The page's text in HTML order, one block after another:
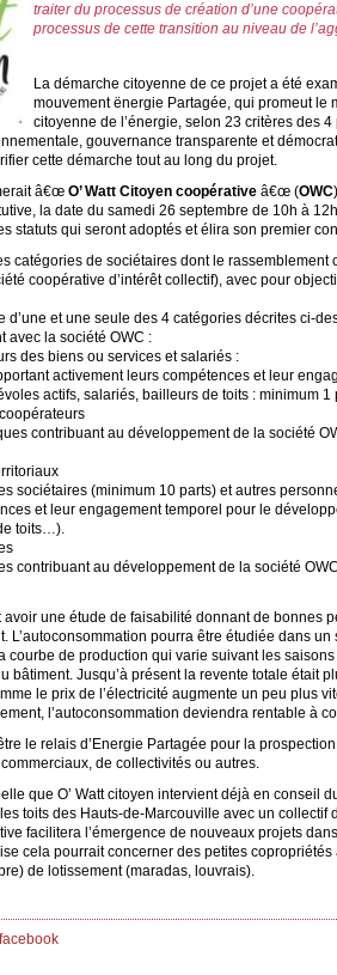
traiter du processus de création d’une
processus de cette transition au niveau de
La démarche citoyenne de ce projet a été
mouvement ënergie Partagée, qui promeut le
citoyenne de l’énergie, selon 23 critères des
gouvernance transparente et
cette démarche tout au long du projet.
â€œ O’ Watt Citoyen coopérative â€œ (OWC
la date du samedi 26 septembre de 10h à
statuts qui seront adoptés et élira son premier
catégories de sociétaires dont le rassemblement
coopérative d’intérêt collectif), avec pour
d’une et une seule des 4 catégories décrites ci-
avec la société OWC :
des biens ou services et salariés :
activement leurs compétences et leur
actifs, salariés, bailleurs de toits : minimum 1
contribuant au développement de la société
sociétaires (minimum 10 parts) et autres
et leur engagement temporel pour le
toits…).
contribuant au développement de la société
avoir une étude de faisabilité donnant de bonnes
L’autoconsommation pourra être étudiée dans un
courbe de production qui varie suivant les
bâtiment. Jusqu’à présent la revente totale était
le prix de l’électricité augmente un peu plus
l’autoconsommation deviendra rentable à
le relais d’Energie Partagée pour la
de collectivités ou autres.
que O’ Watt citoyen intervient déjà en conseil
toits des Hauts-de-Marcouville avec un collectif
facilitera l’émergence de nouveaux projets
cela pourrait concerner des petites
de lotissement (maradas, louvrais).